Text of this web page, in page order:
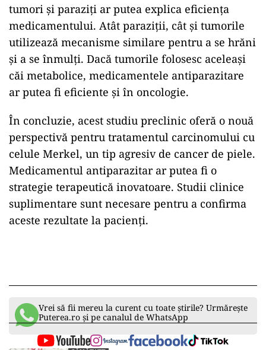
tumori și paraziți ar putea explica eficiența
medicamentului. Atât paraziții, cât și tumorile
utilizează mecanisme similare pentru a se hrăni
și a se înmulți. Dacă tumorile folosesc aceleași
căi metabolice, medicamentele antiparazitare
ar putea fi eficiente și în oncologie.
În concluzie, acest studiu preclinic oferă o nouă
perspectivă pentru tratamentul carcinomului cu
celule Merkel, un tip agresiv de cancer de piele.
Medicamentul antiparazitar ar putea fi o
strategie terapeutică inovatoare. Studii clinice
suplimentare sunt necesare pentru a confirma
aceste rezultate la pacienți.
Vrei să fii mereu la curent cu toate știrile? Urmărește
Puterea.ro și pe canalul de WhatsApp